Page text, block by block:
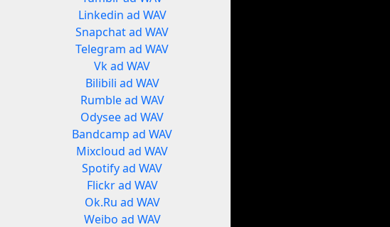
Linkedin ad WAV
Snapchat ad WAV
Telegram ad WAV
Vk ad WAV
Bilibili ad WAV
Rumble ad WAV
Odysee ad WAV
Bandcamp ad WAV
Mixcloud ad WAV
Spotify ad WAV
Flickr ad WAV
Ok.Ru ad WAV
Weibo ad WAV